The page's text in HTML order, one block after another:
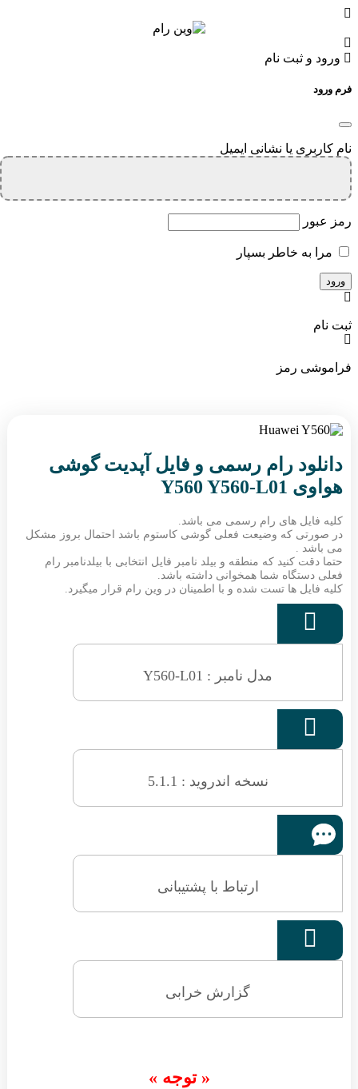
ورود و ثبت نام
فرم ورود
نام کاربری یا نشانی ایمیل
رمز عبور
مرا به خاطر بسپار
ثبت نام
فراموشی رمز
دانلود رام رسمی و فایل آپدیت گوشی
هواوی Y560 Y560-L01
کلیه فایل های رام رسمی می باشد.
در صورتی که وضیعت فعلی گوشی کاستوم باشد احتمال بروز مشکل
می باشد .
حتما دقت کنید که منطقه و بیلد نامبر فایل انتخابی با بیلدنامبر رام
فعلی دستگاه شما همخوانی داشته باشد.
کلیه فایل ها تست شده و با اطمینان در وین رام قرار میگیرد.

مدل نامبر : Y560-L01

نسخه اندروید : 5.1.1
ارتباط با پشتیبانی

گزارش خرابی
« توجه »